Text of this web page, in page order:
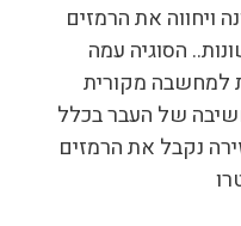
ויחווה את הרמזים
הסוגיה עמה
למחשבה מקורית
של העבר בכלל
נקבל את הרמזים